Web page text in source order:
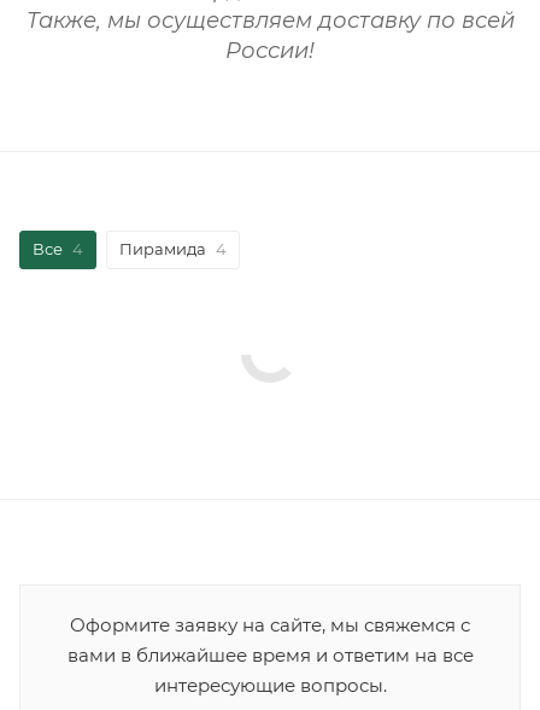
Также, мы осуществляем доставку по всей
России!
Все 4 Пирамида 4
Оформите заявку на сайте, мы свяжемся с
вами в ближайшее время и ответим на все
интересующие вопросы.